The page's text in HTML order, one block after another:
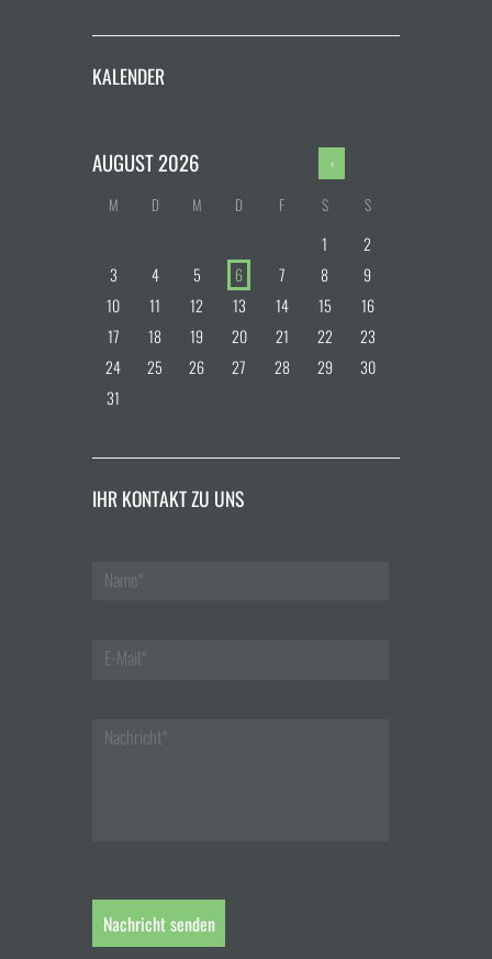
KALENDER
AUGUST2026
M D M D F S S
1
2
3
4 5 6 7 8
9
10
11 12 13 14 15
16
17
18 19 20 21 22
23
24
25 26 27 28 29
30
31
IHR KONTAKT ZU UNS